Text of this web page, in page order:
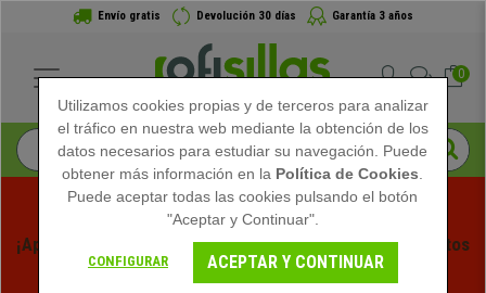
Envío gratis Devolución 30 días Garantía 3 años
0
¡Aprovecha las Rebajas de Verano en Ofisillas! Descuentos
Exclusivos por Tiempo Limitado - Ver Promo
Utilizamos cookies propias y de terceros para analizar
el tráfico en nuestra web mediante la obtención de los
datos necesarios para estudiar su navegación. Puede
obtener más información en la Política de Cookies
Puede aceptar todas las cookies pulsando el botón
"Aceptar y Continuar".
CONFIGURAR ACEPTAR Y CONTINUAR